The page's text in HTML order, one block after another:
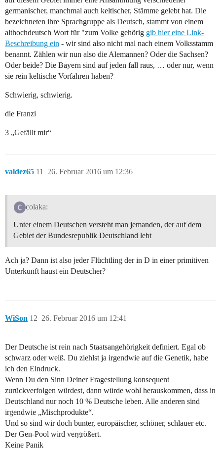
germanischer, manchmal auch keltischer, Stämme gelebt hat. Die
bezeichneten ihre Sprachgruppe als Deutsch, stammt von einem
althochdeutsch Wort für "zum Volke gehörig gib hier eine Link-
Beschreibung ein - wir sind also nicht mal nach einem Volksstamm
benannt. Zählen wir nun also die Alemannen? Oder die Sachsen?
Oder beide? Die Bayern sind auf jeden fall raus, … oder nur, wenn
sie rein keltische Vorfahren haben?
Schwierig, schwierig.
die Franzi
3 „Gefällt mir“
valdez65 26. Februar 2016 um 12:36
11
colaka:
Unter einem Deutschen versteht man jemanden, der auf dem
Gebiet der Bundesrepublik Deutschland lebt
Ach ja? Dann ist also jeder Flüchtling der in D in einer primitiven
Unterkunft haust ein Deutscher?
WiSon 26. Februar 2016 um 12:41
12
Der Deutsche ist rein nach Staatsangehörigkeit definiert. Egal ob
schwarz oder weiß. Du ziehlst ja irgendwie auf die Genetik, habe
ich den Eindruck.
Wenn Du den Sinn Deiner Fragestellung konsequent
zurückverfolgen würdest, dann würde wohl herauskommen, dass in
Deutschland nur noch 10 % Deutsche leben. Alle anderen sind
irgendwie „Mischprodukte“.
Und so sind wir doch bunter, europäischer, schöner, schlauer etc.
Der Gen-Pool wird vergrößert.
Keine Panik